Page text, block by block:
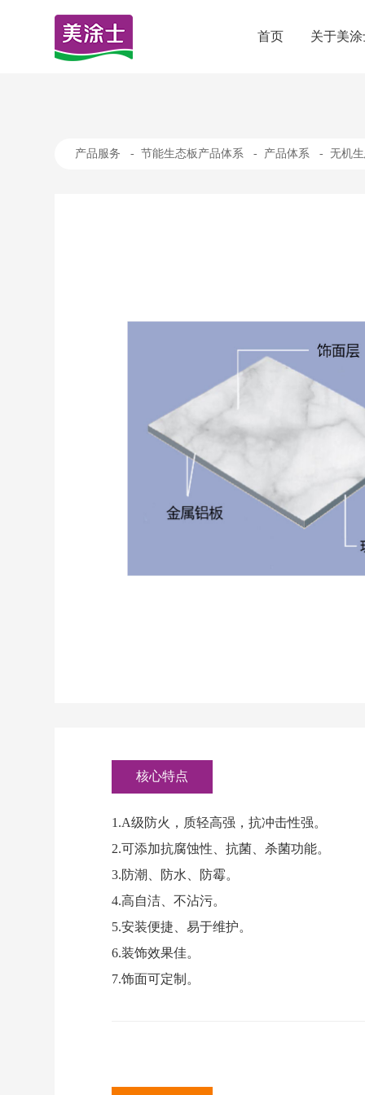
首页 关于美涂
产品服务 -节能生态板产品体系 - 产品体系 -无机
核心特点
1.A级防火，质轻高强，抗冲击性强。
2.可添加抗腐蚀性、抗菌、杀菌功能。
3.防潮、防水、防霉。
4.高自洁、不沾污。
5.安装便捷、易于维护。
6.装饰效果佳。
7.饰面可定制。